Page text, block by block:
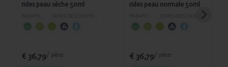
rides peau sèche 50ml
€ 36,79/ pièce
rides peau normale 50ml
SOINS DES CHEVEUX ET DU VISAGE
€ 36,79/ pièce